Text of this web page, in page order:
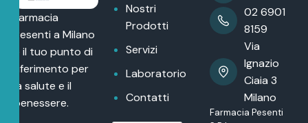
Farmacia
Pesenti a Milano
è il tuo punto di
riferimento per
la salute e il
benessere.
Nostri
Prodotti
Servizi
Laboratorio
Contatti
02 6901
8159
Via
Ignazio
Ciaia 3
Milano
Farmacia Pesenti